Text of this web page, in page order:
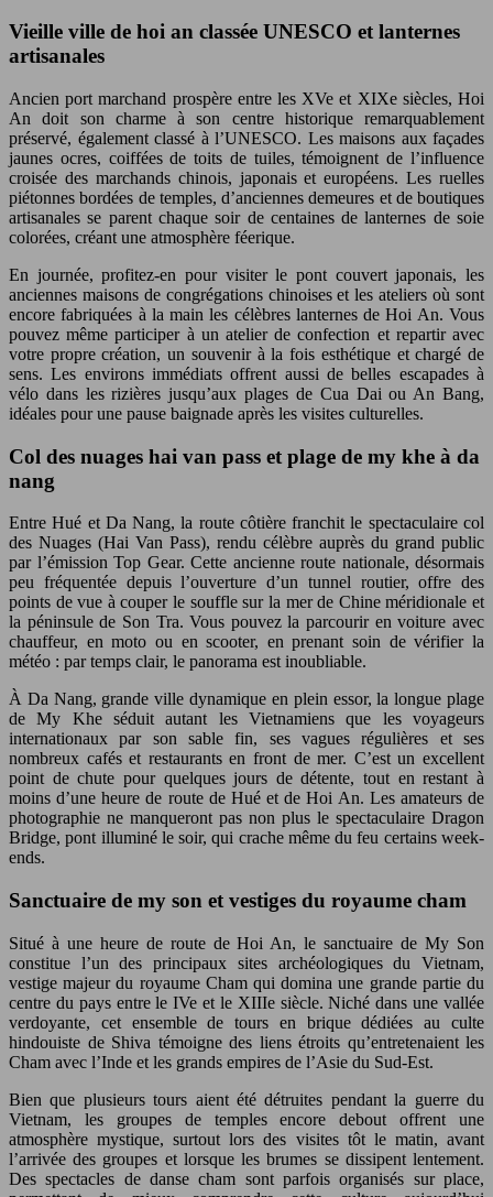
Vieille ville de hoi an classée UNESCO et lanternes
artisanales
Ancien port marchand prospère entre les XVe et XIXe siècles, Hoi
An doit son charme à son centre historique remarquablement
préservé, également classé à l’UNESCO. Les maisons aux façades
jaunes ocres, coiffées de toits de tuiles, témoignent de l’influence
croisée des marchands chinois, japonais et européens. Les ruelles
piétonnes bordées de temples, d’anciennes demeures et de boutiques
artisanales se parent chaque soir de centaines de lanternes de soie
colorées, créant une atmosphère féerique.
En journée, profitez-en pour visiter le pont couvert japonais, les
anciennes maisons de congrégations chinoises et les ateliers où sont
encore fabriquées à la main les célèbres lanternes de Hoi An. Vous
pouvez même participer à un atelier de confection et repartir avec
votre propre création, un souvenir à la fois esthétique et chargé de
sens. Les environs immédiats offrent aussi de belles escapades à
vélo dans les rizières jusqu’aux plages de Cua Dai ou An Bang,
idéales pour une pause baignade après les visites culturelles.
Col des nuages hai van pass et plage de my khe à da
nang
Entre Hué et Da Nang, la route côtière franchit le spectaculaire col
des Nuages (Hai Van Pass), rendu célèbre auprès du grand public
par l’émission Top Gear. Cette ancienne route nationale, désormais
peu fréquentée depuis l’ouverture d’un tunnel routier, offre des
points de vue à couper le souffle sur la mer de Chine méridionale et
la péninsule de Son Tra. Vous pouvez la parcourir en voiture avec
chauffeur, en moto ou en scooter, en prenant soin de vérifier la
météo : par temps clair, le panorama est inoubliable.
À Da Nang, grande ville dynamique en plein essor, la longue plage
de My Khe séduit autant les Vietnamiens que les voyageurs
internationaux par son sable fin, ses vagues régulières et ses
nombreux cafés et restaurants en front de mer. C’est un excellent
point de chute pour quelques jours de détente, tout en restant à
moins d’une heure de route de Hué et de Hoi An. Les amateurs de
photographie ne manqueront pas non plus le spectaculaire Dragon
Bridge, pont illuminé le soir, qui crache même du feu certains week-
ends.
Sanctuaire de my son et vestiges du royaume cham
Situé à une heure de route de Hoi An, le sanctuaire de My Son
constitue l’un des principaux sites archéologiques du Vietnam,
vestige majeur du royaume Cham qui domina une grande partie du
centre du pays entre le IVe et le XIIIe siècle. Niché dans une vallée
verdoyante, cet ensemble de tours en brique dédiées au culte
hindouiste de Shiva témoigne des liens étroits qu’entretenaient les
Cham avec l’Inde et les grands empires de l’Asie du Sud-Est.
Bien que plusieurs tours aient été détruites pendant la guerre du
Vietnam, les groupes de temples encore debout offrent une
atmosphère mystique, surtout lors des visites tôt le matin, avant
l’arrivée des groupes et lorsque les brumes se dissipent lentement.
Des spectacles de danse cham sont parfois organisés sur place,